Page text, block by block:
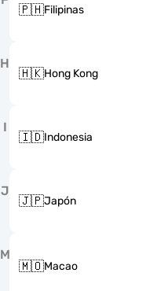
🇵🇭Filipinas
H
🇭🇰Hong Kong
I
🇮🇩Indonesia
J
🇯🇵Japón
M
🇲🇴Macao